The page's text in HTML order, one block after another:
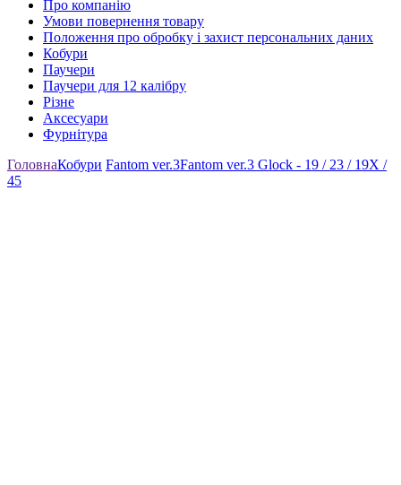
Про компанію
Умови повернення товару
Положення про обробку і захист персональних даних
Кобури
Паучери
Паучери для 12 калібру
Різне
Аксесуари
Фурнітура
ГоловнаКобури Fantom ver.3Fantom ver.3 Glock - 19 / 23 / 19X /
45